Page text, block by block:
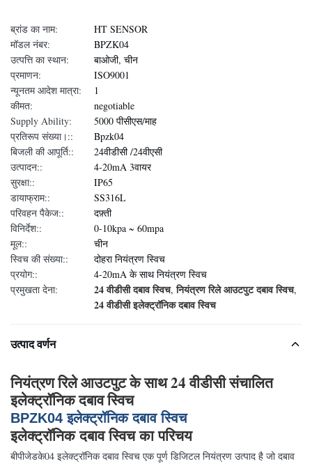
ब्रांड का नाम:
HT SENSOR
मॉडल नंबर:
BPZK04
उत्पत्ति का स्थान:
बाओजी, चीन
प्रमाणन:
ISO9001
न्यूनतम आदेश मात्रा:
1
कीमत:
negotiable
Supply Ability:
5000 पीसीएस/माह
प्रतिरूप संख्या।::
Bpzk04
बिजली की आपूर्ति::
24वीडीसी /24वीएसी
उत्पादन::
4-20mA 3वायर
सुरक्षा::
IP65
डायाफ्राम::
SS316L
परिवहन पैकेज::
दफ़्ती
विनिर्देश::
0-10kpa ~ 60mpa
मूल::
चीन
स्विच की संख्या::
दोहरा नियंत्रण स्विच
प्रयोग::
4-20mA के साथ नियंत्रण स्विच
प्रमुखता देना:
24 वीडीसी दबाव स्विच,नियंत्रण रिले आउटपुट दबाव स्विच,
24 वीडीसी इलेक्ट्रॉनिक दबाव स्विच
उत्पाद वर्णन
नियंत्रण रिले आउटपुट के साथ 24 वीडीसी संचालित
इलेक्ट्रॉनिक दबाव स्विच
BPZK04 इलेक्ट्रॉनिक दबाव स्विच
इलेक्ट्रॉनिक दबाव स्विच का परिचय
बीपीजेडके04 इलेक्ट्रॉनिक दबाव स्विच एक पूर्ण डिजिटल नियंत्रण उत्पाद है जो दबाव